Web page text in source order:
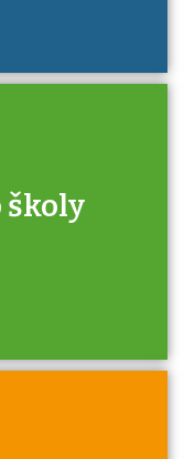
a kde